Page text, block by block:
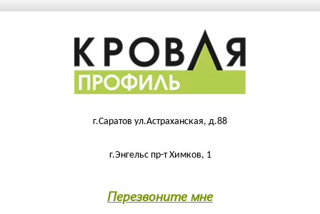
г.Саратов ул.Астраханская, д.88
г.Энгельс пр-т Химков, 1
Перезвоните мне